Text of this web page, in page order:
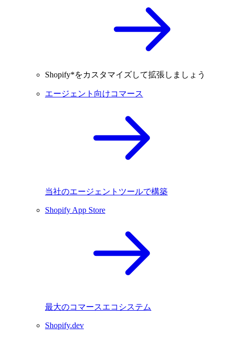
Shopify*をカスタマイズして拡張しましょう
エージェント向けコマース
当社のエージェントツールで構築
Shopify App Store
最大のコマースエコシステム
Shopify.dev